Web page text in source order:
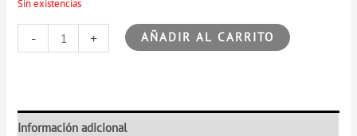
Sin existencias
- + AÑADIR AL CARRITO
Información adicional